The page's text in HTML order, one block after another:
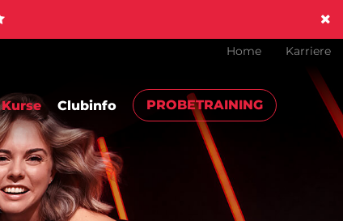
Home Karriere
Kurse Clubinfo PROBETRAINING